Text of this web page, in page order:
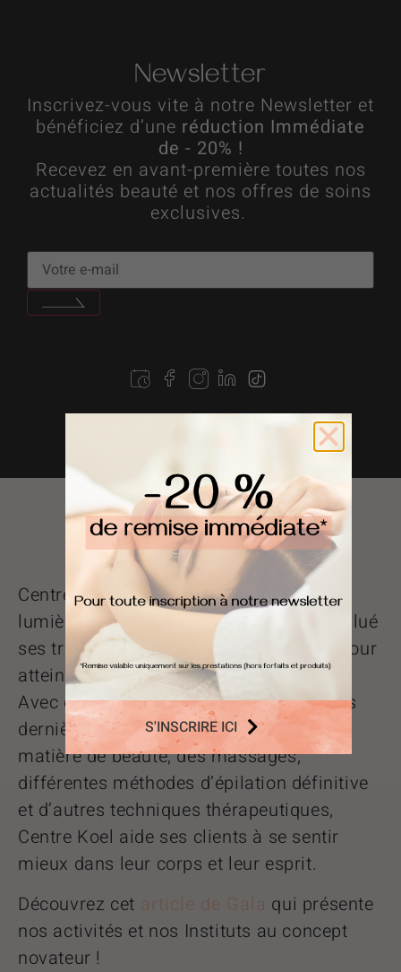
Newsletter
Inscrivez-vous vite à notre Newsletter et
bénéficiez d’une réduction Immédiate
de - 20% !
Recevez en avant-première toutes nos
actualités beauté et nos offres de soins
exclusives.
Ils parlent denous
Centre Koel a récemment été mis en
lumière dans un article de Gala, qui a salué
ses traitements esthétiques innovants pour
atteindre l’équilibre physique et mental.
Avec des soins visage et corps issus des
dernières avancées technologiques en
matière de beauté, des massages,
différentes méthodes d’épilation définitive
et d’autres techniques thérapeutiques,
Centre Koel aide ses clients à se sentir
mieux dans leur corps et leur esprit.
Découvrez cet article de Gala qui présente
nos activités et nos Instituts au concept
novateur !
S'INSCRIRE ICI